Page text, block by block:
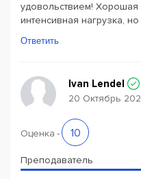
удовольствием! Хорошая
интенсивная нагрузка,
Ответить
Ivan Lendel
20 Октябрь
Оценка - 10
Преподаватель